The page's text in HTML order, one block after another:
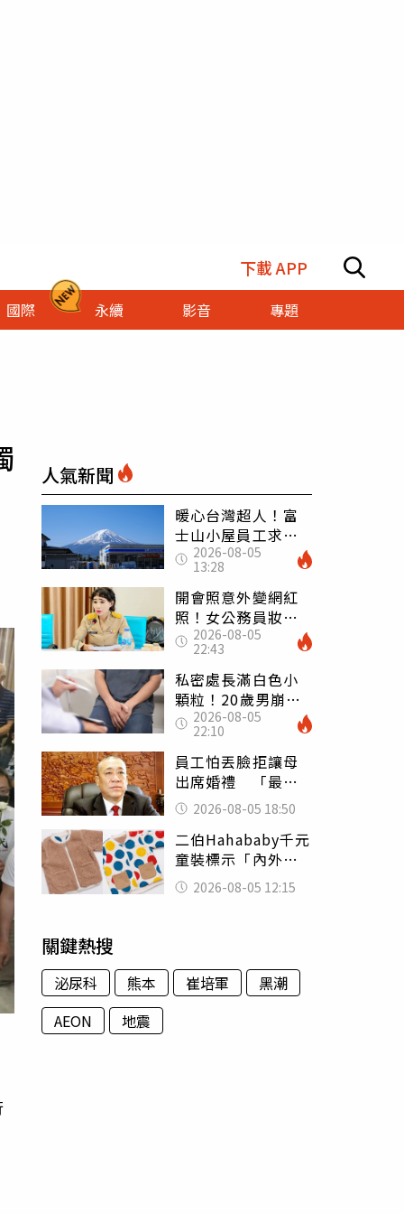
下載 APP
國際 永續 影音 專題
人氣新聞
暖心台灣超人！富
士山小屋員工求助
「想活下去」 山
友狂背物資上山：
台灣真的是寶島
2026-08-05
13:28
開會照意外變網紅
照！女公務員妝容
掀2千則留言 本人
怒嗆：化妝有錯嗎
2026-08-05
22:43
私密處長滿白色小
顆粒！20歲男崩潰
求診 醫曝5大真相
別再誤會
2026-08-05
22:10
員工怕丟臉拒讓母
出席婚禮 「最愛
發錢老闆」震怒開
除：我看不起你
2026-08-05 18:50
二伯Hahababy千元
童裝標示「內外層
皆純棉」 SGS檢
測證明：內裡100%
2026-08-05 12:15
關鍵熱搜
泌尿科 熊本 崔培軍
黑潮
AEON
地震